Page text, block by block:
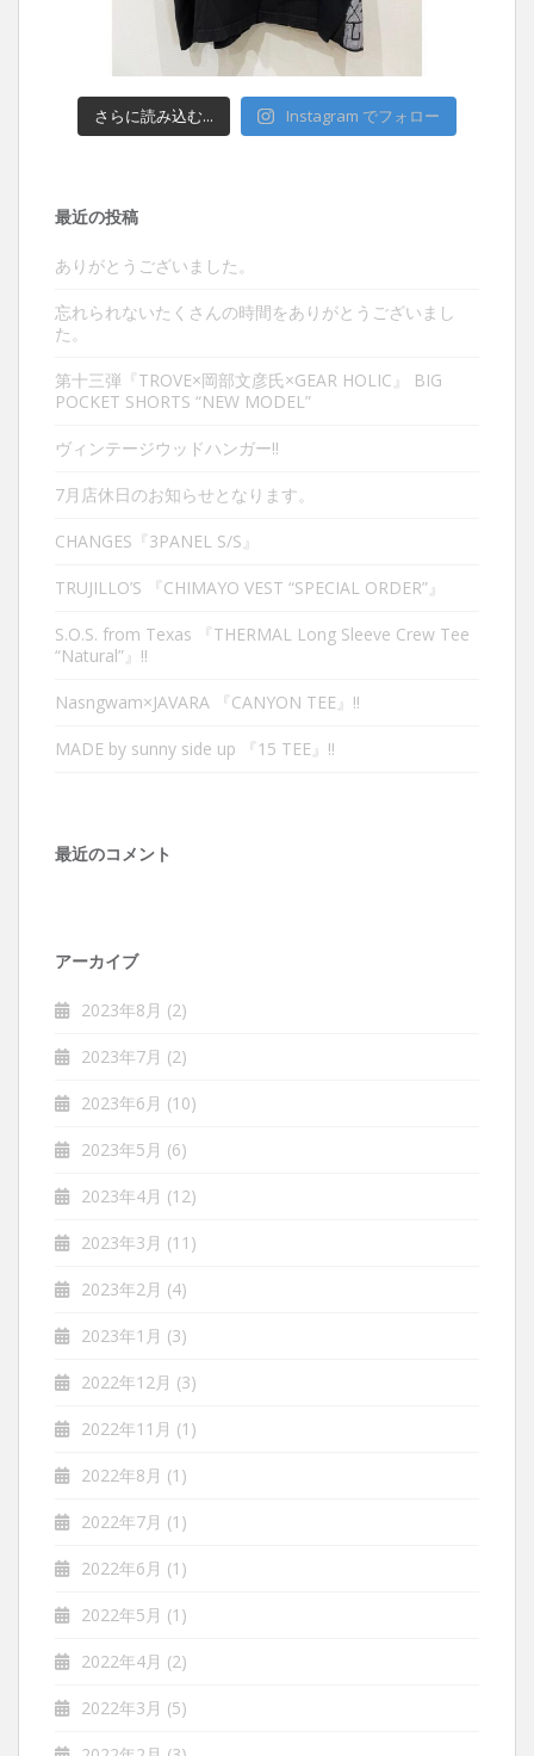
さらに読み込む... Instagram でフォロー
最近の投稿
ありがとうございました。
忘れられないたくさんの時間をありがとうございまし
た。
第十三弾『TROVE×岡部文彦氏×GEAR HOLIC』 BIG
POCKET SHORTS “NEW MODEL”
ヴィンテージウッドハンガー‼︎
7月店休日のお知らせとなります。
CHANGES『3PANEL S/S』
TRUJILLO’S 『CHIMAYO VEST “SPECIAL ORDER”』
S.O.S. from Texas 『THERMAL Long Sleeve Crew Tee
“Natural”』‼︎
Nasngwam×JAVARA 『CANYON TEE』‼︎
MADE by sunny side up 『15 TEE』‼︎
最近のコメント
アーカイブ
2023年8月 (2)
2023年7月 (2)
2023年6月 (10)
2023年5月 (6)
2023年4月 (12)
2023年3月 (11)
2023年2月 (4)
2023年1月 (3)
2022年12月 (3)
2022年11月 (1)
2022年8月 (1)
2022年7月 (1)
2022年6月 (1)
2022年5月 (1)
2022年4月 (2)
2022年3月 (5)